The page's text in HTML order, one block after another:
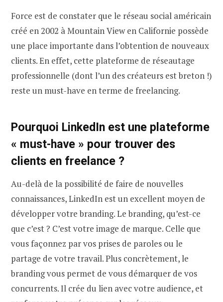
Force est de constater que le réseau social américain
créé en 2002 à Mountain View en Californie possède
une place importante dans l’obtention de nouveaux
clients. En effet, cette plateforme de réseautage
professionnelle (dont l’un des créateurs est breton !)
reste un must-have en terme de freelancing.
Pourquoi LinkedIn est une plateforme
« must-have » pour trouver des
clients en freelance ?
Au-delà de la possibilité de faire de nouvelles
connaissances, LinkedIn est un excellent moyen de
développer votre branding. Le branding, qu’est-ce
que c’est ? C’est votre image de marque. Celle que
vous façonnez par vos prises de paroles ou le
partage de votre travail. Plus concrètement, le
branding vous permet de vous démarquer de vos
concurrents. Il crée du lien avec votre audience, et